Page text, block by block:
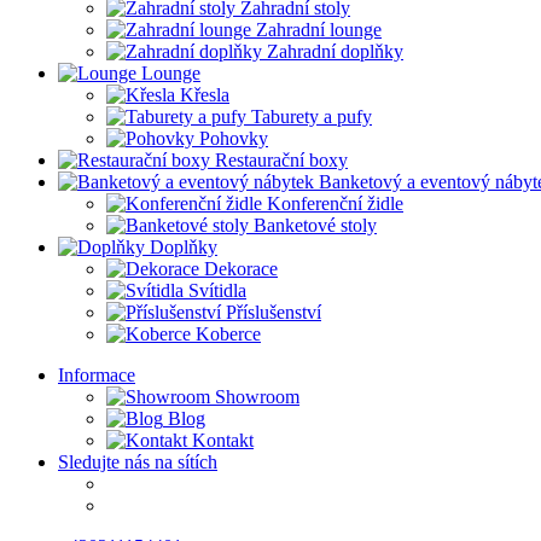
Zahradní stoly
Zahradní lounge
Zahradní doplňky
Lounge
Křesla
Taburety a pufy
Pohovky
Restaurační boxy
Banketový a eventový
Konferenční židle
Banketové stoly
Doplňky
Dekorace
Svítidla
Příslušenství
Koberce
Informace
Showroom
Blog
Kontakt
Sledujte nás na sítích